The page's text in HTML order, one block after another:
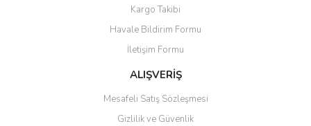
Ürün açıklamasında eksik bilgiler bulunuyor.
Ürün bilgilerinde hatalar bulunuyor.
Ürün fiyatı diğer sitelerden daha pahalı.
Bu ürüne benzer farklı alternatifler olmalı.
Kargo Takibi
Havale Bildirim Formu
İletişim Formu
ALIŞVERİŞ
Mesafeli Satış Sözleşmesi
Gizlilik ve Güvenlik